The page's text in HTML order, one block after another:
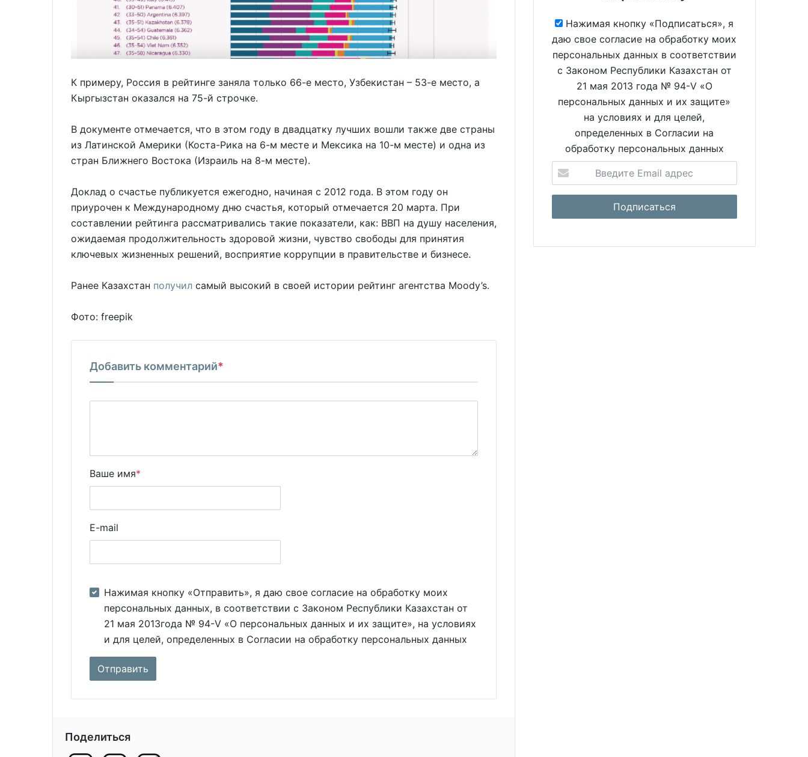
К примеру, Россия в рейтинге заняла только 66-е место, Узбекистан – 53-е место, а
Кыргызстан оказался на 75-й строчке.
В документе отмечается, что в этом году в двадцатку лучших вошли также две страны
из Латинской Америки (Коста-Рика на 6-м месте и Мексика на 10-м месте) и одна из
стран Ближнего Востока (Израиль на 8-м месте).
Доклад о счастье публикуется ежегодно, начиная с 2012 года. В этом году он
приурочен к Международному дню счастья, который отмечается 20 марта. При
составлении рейтинга рассматривались такие показатели, как: ВВП на душу населения,
ожидаемая продолжительность здоровой жизни, чувство свободы для принятия
ключевых жизненных решений, восприятие коррупции в правительстве и бизнесе.
Ранее Казахстан получил самый высокий в своей истории рейтинг агентства Moody’s.
Фото: freepik
Добавить комментарий*
Ваше имя*
E-mail
Нажимая кнопку «Отправить», я даю свое согласие на обработку моих
персональных данных, в соответствии с Законом Республики Казахстан от
21 мая 2013года № 94-V «О персональных данных и их защите», на условиях
и для целей, определенных в Согласии на обработку персональных данных
Поделиться
Нажимая кнопку «Подписаться», я
даю свое согласие на обработку моих
персональных данных в соответствии
с Законом Республики Казахстан от
21 мая 2013 года № 94-V «О
персональных данных и их защите»
на условиях и для целей,
определенных в Согласии на
обработку персональных данных